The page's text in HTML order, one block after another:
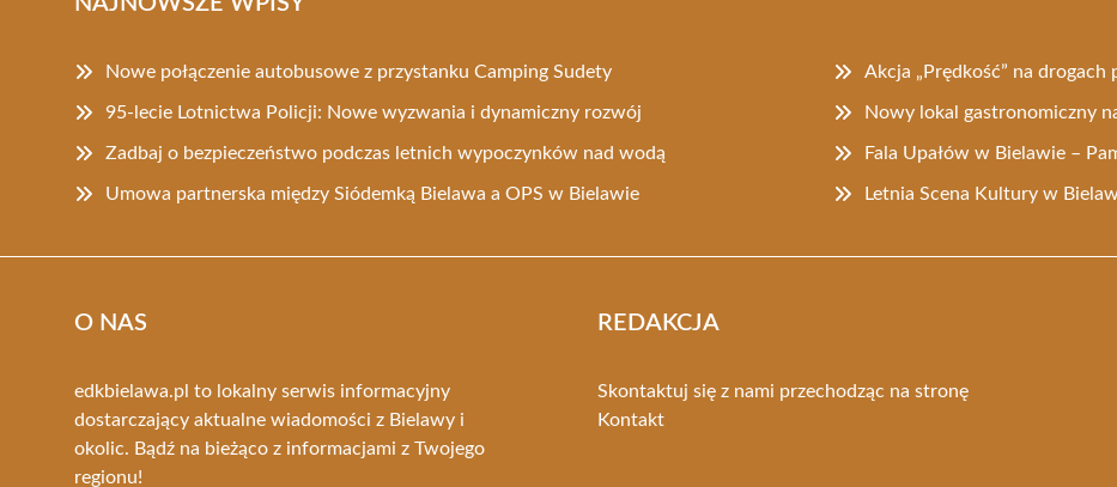
Nowe połączenie autobusowe z przystanku Camping Sudety Akcja „Prędkość” na
95-lecie Lotnictwa Policji: Nowe wyzwania i dynamiczny rozwój Nowy lokal gastronomiczny
Zadbaj o bezpieczeństwo podczas letnich wypoczynków nad wodą Fala Upałów w Bielawie –
Umowa partnerska między Siódemką Bielawa a OPS w Bielawie Letnia Scena Kultury w
O NAS
edkbielawa.pl to lokalny serwis informacyjny
dostarczający aktualne wiadomości z Bielawy i
okolic. Bądź na bieżąco z informacjami z Twojego
regionu!
REDAKCJA
Skontaktuj się z nami przechodząc na stronę
Kontakt